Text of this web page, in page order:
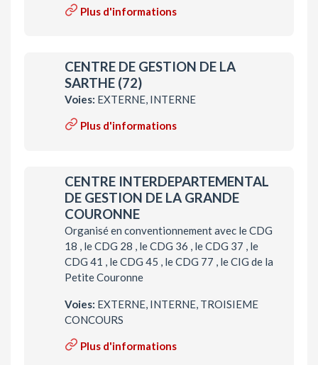
Plus d'informations
CENTRE DE GESTION DE LA
SARTHE (72)
Voies: EXTERNE, INTERNE
Plus d'informations
CENTRE INTERDEPARTEMENTAL
DE GESTION DE LA GRANDE
COURONNE
Organisé en conventionnement avec le CDG
18 , le CDG 28 , le CDG 36 , le CDG 37 , le
CDG 41 , le CDG 45 , le CDG 77 , le CIG de la
Petite Couronne
Voies: EXTERNE, INTERNE, TROISIEME
CONCOURS
Plus d'informations